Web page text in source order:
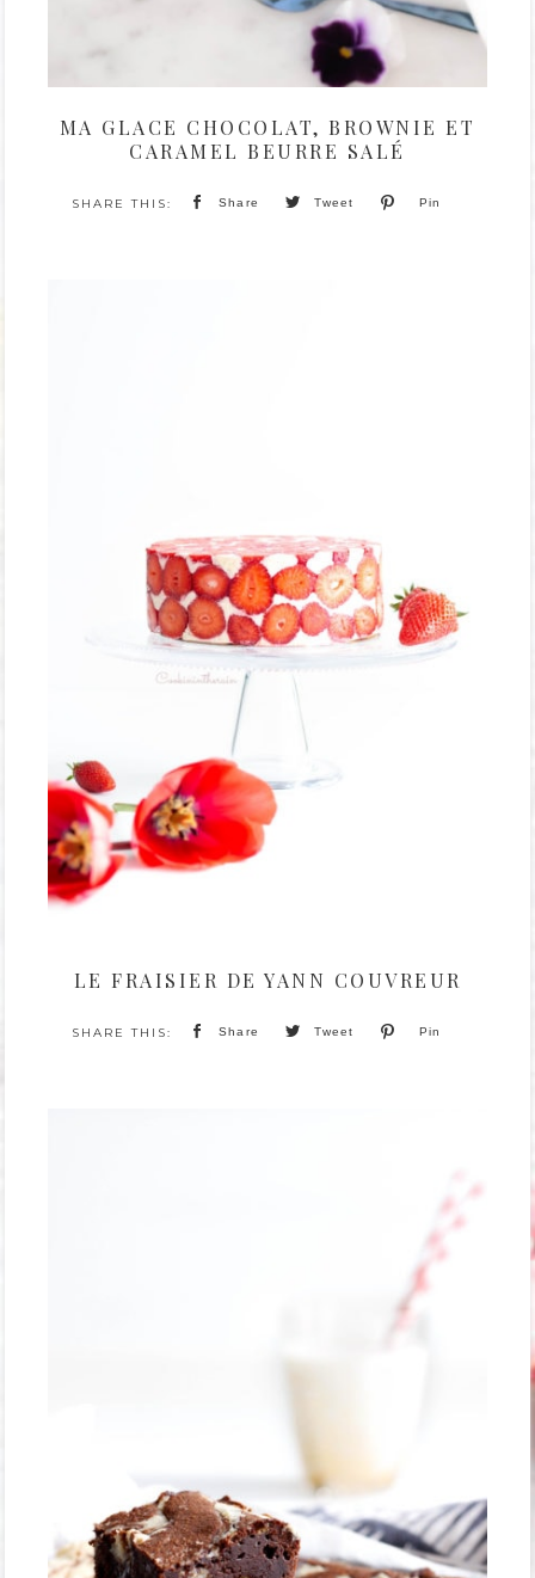
MA GLACE CHOCOLAT, BROWNIE ET
CARAMEL BEURRE SALÉ
Share Tweet Pin
LE FRAISIER DE YANN COUVREUR
Share Tweet Pin